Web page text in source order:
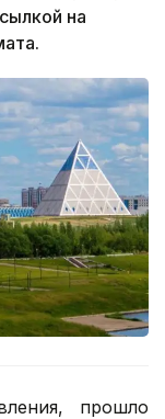
на
прошло